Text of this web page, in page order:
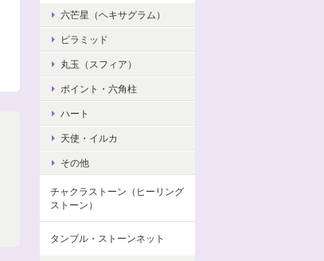
六芒星（ヘキサグラム）
ピラミッド
丸玉（スフィア）
ポイント・六角柱
ハート
天使・イルカ
その他
チャクラストーン（ヒーリング
ストーン）
タンブル・ストーンネット